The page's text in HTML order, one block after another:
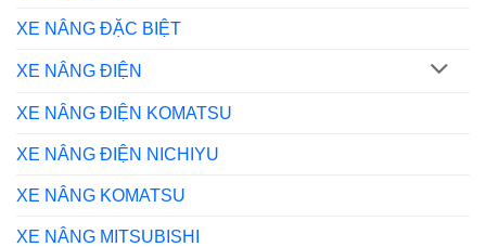
XE NÂNG ĐẶC BIỆT
XE NÂNG ĐIỆN
XE NÂNG ĐIỆN KOMATSU
XE NÂNG ĐIỆN NICHIYU
XE NÂNG KOMATSU
XE NÂNG MITSUBISHI